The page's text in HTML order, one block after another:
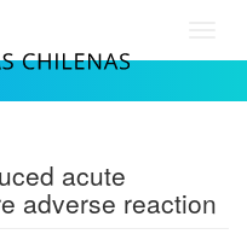
acute
adverse reaction